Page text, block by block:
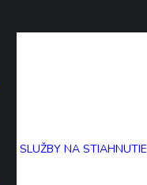
SLUŽBY NA STIAHNUTIE